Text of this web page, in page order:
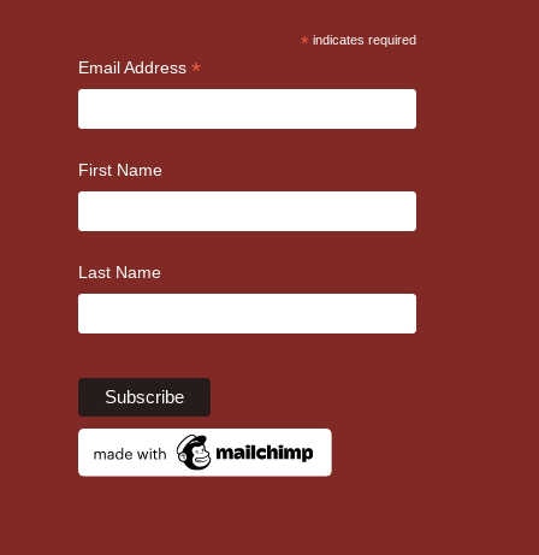
* indicates required
Email Address *
First Name
Last Name